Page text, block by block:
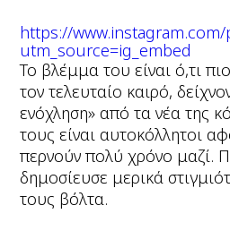
https://www.instagram.com/
utm_source=ig_embed
Το βλέμμα του είναι ό,τι
τον τελευταίο καιρό,
ενόχληση» από τα νέα της
τους είναι αυτοκόλλητοι
περνούν πολύ χρόνο μαζί.
δημοσίευσε μερικά
τους βόλτα.